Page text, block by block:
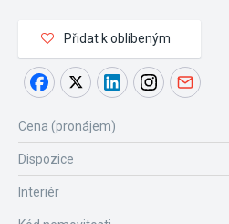
Přidat k oblíbeným
Cena (pronájem)
Dispozice
Interiér